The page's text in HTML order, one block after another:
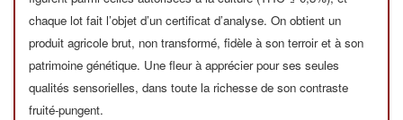
chaque lot fait l’objet d’un certificat d’analyse. On obtient un
produit agricole brut, non transformé, fidèle à son terroir et à son
patrimoine génétique. Une fleur à apprécier pour ses seules
qualités sensorielles, dans toute la richesse de son contraste
fruité-pungent.